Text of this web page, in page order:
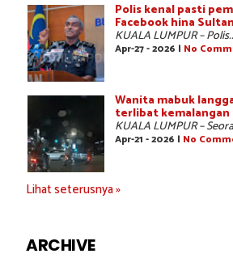
Polis kenal pasti
Facebook hina
KUALA LUMPUR –
Apr-27 - 2026 | No
Wanita mabuk
terlibat kemalangan
KUALA LUMPUR –
Apr-21 - 2026 | No
Lihat seterusnya »
ARCHIVE